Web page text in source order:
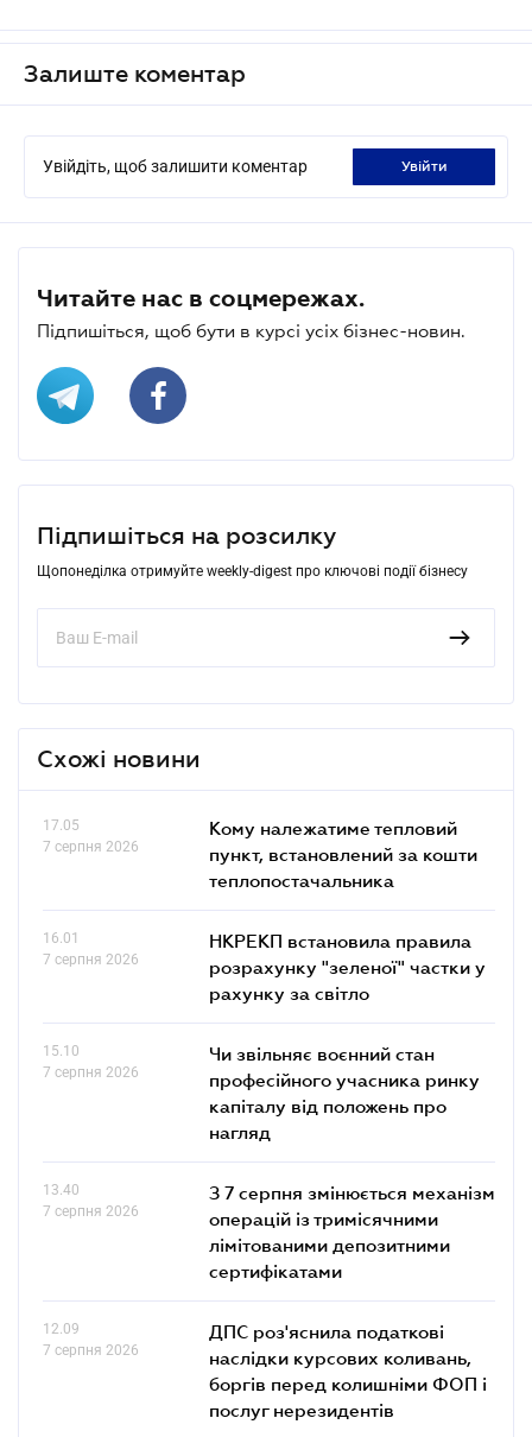
Залиште коментар
Увійдіть, щоб залишити коментар увійти
Читайте нас в соцмережах.
Підпишіться, щоб бути в курсі усіх бізнес-новин.
Підпишіться на розсилку
Щопонеділка отримуйте weekly-digest про ключові події бізнесу
Схожі новини
17.05
7 серпня 2026
Кому належатиме тепловий
пункт, встановлений за кошти
теплопостачальника
16.01
7 серпня 2026
НКРЕКП встановила правила
розрахунку "зеленої" частки у
рахунку за світло
15.10
7 серпня 2026
Чи звільняє воєнний стан
професійного учасника ринку
капіталу від положень про
нагляд
13.40
7 серпня 2026
З 7 серпня змінюється механізм
операцій із тримісячними
лімітованими депозитними
сертифікатами
12.09
7 серпня 2026
ДПС роз'яснила податкові
наслідки курсових коливань,
боргів перед колишніми ФОП і
послуг нерезидентів